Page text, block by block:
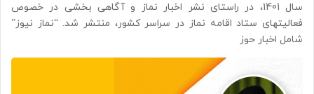
سال 1401، در راستای نشر اخبار نماز و آگاهی بخشی در خصوص
فعالیتهای ستاد اقامه نماز در سراسر کشور، منتشر شد. “نماز نیوز”
شامل اخبار حوز